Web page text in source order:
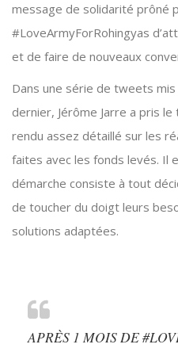
message de solidarité prôné
#LoveArmyForRohingyas
et de faire de nouveaux
Dans une série de tweets
dernier, Jérôme Jarre a pris
rendu assez détaillé sur les
faites avec les fonds levés. Il
démarche consiste à tout
de toucher du doigt leurs
solutions adaptées.
APRÈS 1 MOIS DE